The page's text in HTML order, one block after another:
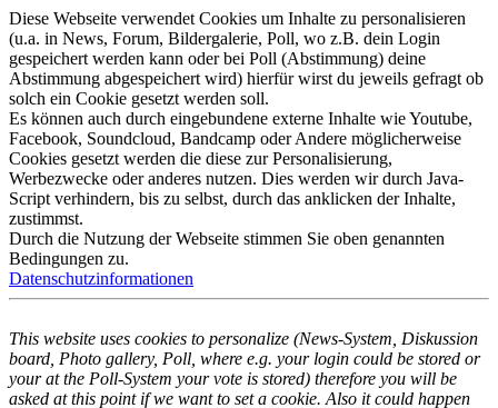
Diese Webseite verwendet Cookies um Inhalte zu personalisieren
(u.a. in News, Forum, Bildergalerie, Poll, wo z.B. dein Login
gespeichert werden kann oder bei Poll (Abstimmung) deine
Abstimmung abgespeichert wird) hierfür wirst du jeweils gefragt ob
solch ein Cookie gesetzt werden soll.
Es können auch durch eingebundene externe Inhalte wie Youtube,
Facebook, Soundcloud, Bandcamp oder Andere möglicherweise
Cookies gesetzt werden die diese zur Personalisierung,
Werbezwecke oder anderes nutzen. Dies werden wir durch Java-
Script verhindern, bis zu selbst, durch das anklicken der Inhalte,
zustimmst.
Durch die Nutzung der Webseite stimmen Sie oben genannten
Bedingungen zu.
Datenschutzinformationen
This website uses cookies to personalize (News-System, Diskussion
board, Photo gallery, Poll, where e.g. your login could be stored or
your at the Poll-System your vote is stored) therefore you will be
asked at this point if we want to set a cookie. Also it could happen